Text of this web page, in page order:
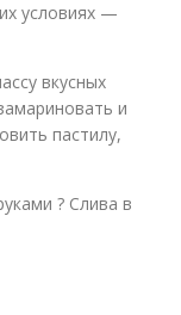
условиях —
вкусных
и
пастилу,
? Слива в